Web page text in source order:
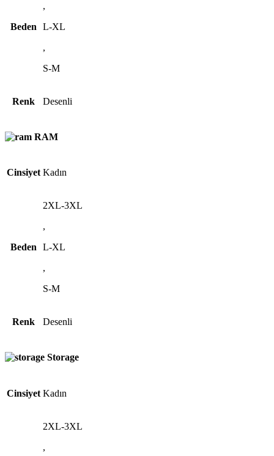
Beden
,
L-XL
,
S-M
Renk Desenli
RAM
Cinsiyet Kadın
Beden
2XL-3XL
,
L-XL
,
S-M
Renk Desenli
Storage
Cinsiyet Kadın
2XL-3XL
,